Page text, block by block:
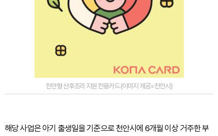
천안형 산후조리 지원 전용카드 (이미지 제공=천안시)
해당 사업은 아기 출생일을 기준으로 천안시에 6개월 이상 거주한 부